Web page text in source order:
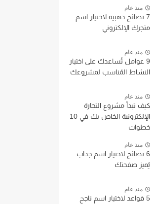
منذ عام
7 نصائح ذهبية لاختيار اسم
متجرك الإلكتروني
منذ عام
9 عوامل تُساعدك على اختيار
النشاط المُناسب لمشروعك
منذ عام
كيف تبدأ مشروع التجارة
الإلكترونية الخاص بك في 10
خطوات
منذ عام
6 نصائح لاختيار اسم جذاب
يُميز صفحتك
منذ عام
5 قواعد لاختيار اسم ناجح